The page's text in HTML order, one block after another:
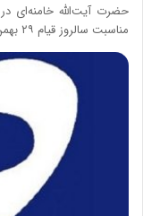
حضرت آیت‌الله خامنه‌ای
مناسبت سالروز قیام ۲۹ بهمن مردم تبریز در…